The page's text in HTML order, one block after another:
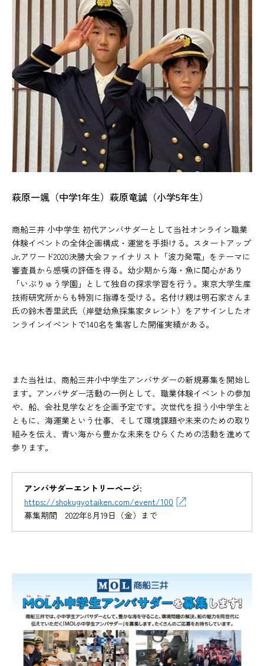
萩原一颯（中学1年生）萩原竜誠（小学5年生）
商船三井 小中学生 初代アンバサダーとして当社オンライン職業
体験イベントの全体企画構成・運営を手掛ける。スタートアップ
Jr.アワード2020決勝大会ファイナリスト「波力発電」をテーマに
審査員から感嘆の評価を得る。幼少期から海・魚に関心があり
「いぶりゅう学園」として独自の探求学習を行う。東京大学生産
技術研究所からも特別に指導を受ける。名付け親は明石家さんま
氏の鈴木香里武氏（岸壁幼魚採集家タレント）をアサインしたオ
ンラインイベントで140名を集客した開催実績がある。
また当社は、商船三井小中学生アンバサダーの新規募集を開始し
ます。アンバサダー活動の一例として、職業体験イベントの参加
や、船、会社見学などを企画予定です。次世代を担う小中学生と
ともに、海運業という仕事、そして環境課題や未来のための取り
組みを伝え、青い海から豊かな未来をひらくための活動を進めて
参ります。
アンバサダーエントリーページ:
https://shokugyotaiken.com/event/100
募集期間 2022年8月19日（金）まで